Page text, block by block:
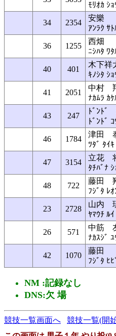
ﾓﾘｵｶ ｼｮ
34 2354
安樂
ｱﾝﾗｸ ｻﾄ
36 1255
西畑
ﾆｼﾊﾀ ﾜﾀ
40 401
木下祥
ｷﾉｼﾀ ｼｮ
41 2051
中村
ﾅｶﾑﾗ ｶｹ
43 247
ﾄﾞﾝﾄﾞ
ﾄﾞﾝﾄﾞ ｺ
46 1784
津田
ﾂﾀﾞ ﾀｲｷ
47 3154
立花
ﾀﾁﾊﾞﾅ ｼ
48 722
藤田
ﾌｼﾞﾀ ﾚｵ
23 2728
山内
ﾔﾏｳﾁ ﾙｲ
26 571
中筋
ﾅｶｽｼﾞ ﾕ
42 1070
藤田
ﾌｼﾞﾀ ﾋ
NM :記録なし
DNS:欠 場
競技一覧画面へ 競技一覧(開